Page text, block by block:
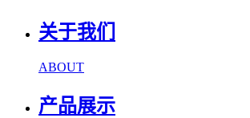
关于我们
ABOUT
产品展示